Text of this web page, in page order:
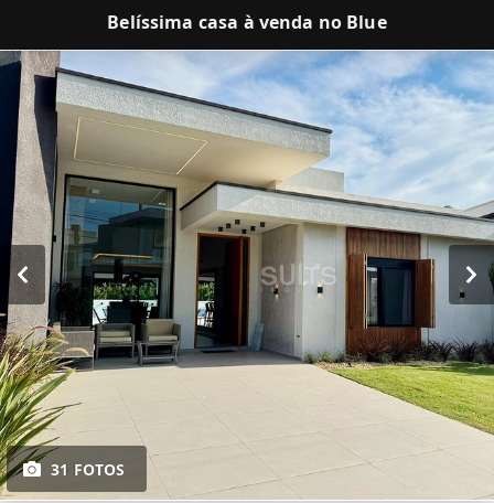
Belíssima casa à venda no Blue
31 FOTOS